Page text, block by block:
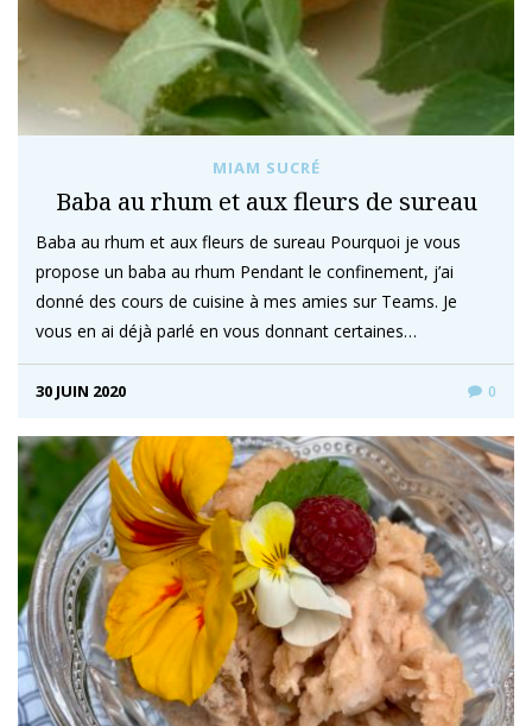
MIAM SUCRÉ
Baba au rhum et aux fleurs de sureau
Baba au rhum et aux fleurs de sureau Pourquoi je vous
propose un baba au rhum Pendant le confinement, j’ai
donné des cours de cuisine à mes amies sur Teams. Je
vous en ai déjà parlé en vous donnant certaines…
30 JUIN 2020 0